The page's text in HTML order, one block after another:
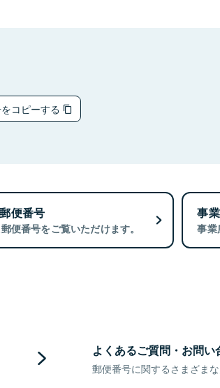
コピーする
便番号
便番号をご覧いただけます。
事
事業
よくあるご質問・お問い
郵便番号に関するさまざま